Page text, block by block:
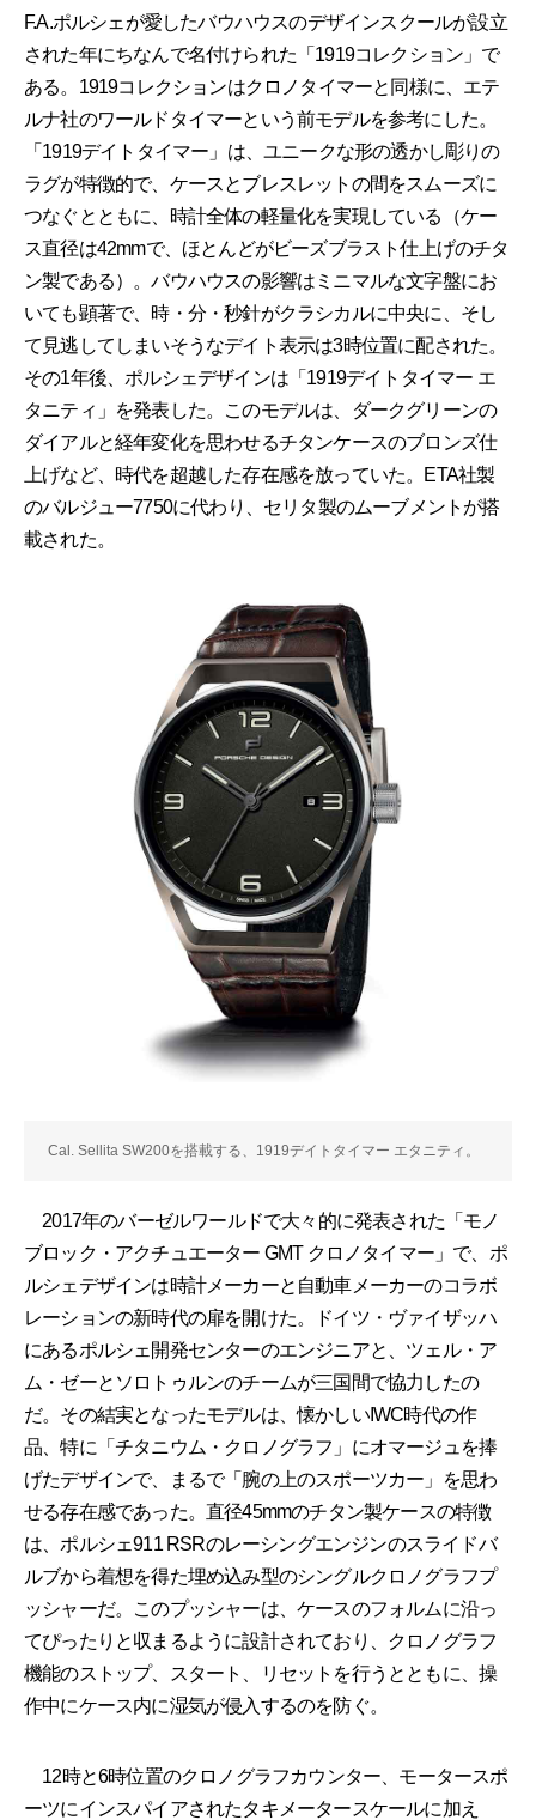
F.A.ポルシェが愛したバウハウスのデザインスクールが設立
された年にちなんで名付けられた「1919コレクション」で
ある。1919コレクションはクロノタイマーと同様に、エテ
ルナ社のワールドタイマーという前モデルを参考にした。
「1919デイトタイマー」は、ユニークな形の透かし彫りの
ラグが特徴的で、ケースとブレスレットの間をスムーズに
つなぐとともに、時計全体の軽量化を実現している（ケー
ス直径は42mmで、ほとんどがビーズブラスト仕上げのチタ
ン製である）。バウハウスの影響はミニマルな文字盤にお
いても顕著で、時・分・秒針がクラシカルに中央に、そし
て見逃してしまいそうなデイト表示は3時位置に配された。
その1年後、ポルシェデザインは「1919デイトタイマー エ
タニティ」を発表した。このモデルは、ダークグリーンの
ダイアルと経年変化を思わせるチタンケースのブロンズ仕
上げなど、時代を超越した存在感を放っていた。ETA社製
のバルジュー7750に代わり、セリタ製のムーブメントが搭
載された。
Cal. Sellita SW200を搭載する、1919デイトタイマー エタニティ。
2017年のバーゼルワールドで大々的に発表された「モノ
ブロック・アクチュエーター GMT クロノタイマー」で、ポ
ルシェデザインは時計メーカーと自動車メーカーのコラボ
レーションの新時代の扉を開けた。ドイツ・ヴァイザッハ
にあるポルシェ開発センターのエンジニアと、ツェル・ア
ム・ゼーとソロトゥルンのチームが三国間で協力したの
だ。その結実となったモデルは、懐かしいIWC時代の作
品、特に「チタニウム・クロノグラフ」にオマージュを捧
げたデザインで、まるで「腕の上のスポーツカー」を思わ
せる存在感であった。直径45mmのチタン製ケースの特徴
は、ポルシェ911 RSRのレーシングエンジンのスライドバ
ルブから着想を得た埋め込み型のシングルクロノグラフプ
ッシャーだ。このプッシャーは、ケースのフォルムに沿っ
てぴったりと収まるように設計されており、クロノグラフ
機能のストップ、スタート、リセットを行うとともに、操
作中にケース内に湿気が侵入するのを防ぐ。
12時と6時位置のクロノグラフカウンター、モータースポ
ーツにインスパイアされたタキメータースケールに加え